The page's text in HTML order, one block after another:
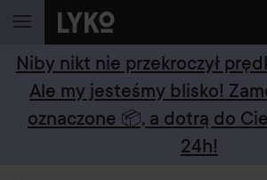
PRZEJDŹ DO TREŚCI
Niby nikt nie przekroczył
Ale my jesteśmy blisko!
oznaczone 📦, a dotrą do
24h!